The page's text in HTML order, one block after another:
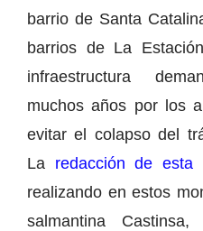
barrio de Santa
barrios de La
infraestructura
muchos años por los
evitar el colapso del
La redacción de esta
realizando en estos
salmantina